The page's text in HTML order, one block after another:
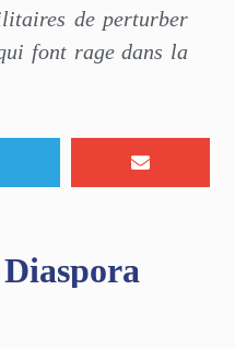
de perturber
font rage dans la
Diaspora